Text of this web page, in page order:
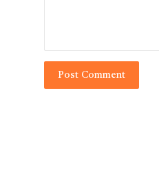
Post Comment